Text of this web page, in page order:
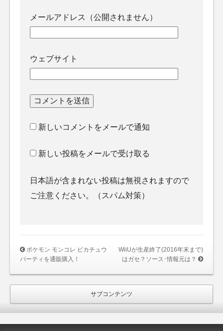
メールアドレス（公開されません）
ウェブサイト
新しいコメントをメールで通知
新しい投稿をメールで受け取る
日本語が含まれない投稿は無視されますので
ご注意ください。（スパム対策）
ポケモン モンコレ ピカチュウ
パーティを通販購入！
WiiUが生産終了(2016年末まで)
はガセ？ソース･情報元は？
サブコンテンツ